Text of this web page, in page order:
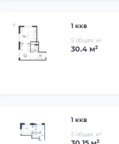
1 ккв
S общая, м²
30.4 м²
1 ккв
S общая, м²